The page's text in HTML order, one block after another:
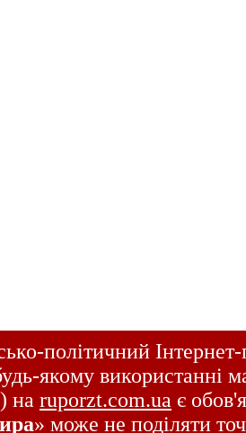
політичний
якому використанні
на ruporzt.com.ua є
» може не поділяти